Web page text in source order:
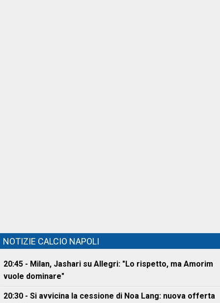
NOTIZIE CALCIO NAPOLI
20:45 - Milan, Jashari su Allegri: "Lo rispetto, ma Amorim
vuole dominare"
20:30 - Si avvicina la cessione di Noa Lang: nuova offerta